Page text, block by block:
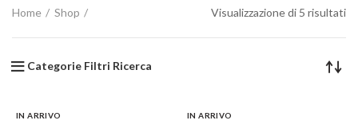
Home Shop Visualizzazione di 5 risultati
Categorie Filtri Ricerca
IN ARRIVO IN ARRIVO